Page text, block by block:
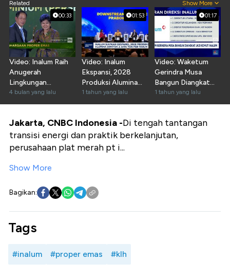
Related Show More
00:33
Video: Inalum Raih
Anugerah
Lingkungan
PROPER EMAS
2025
4 bulan yang lalu
01:53
Video: Inalum
Ekspansi, 2028
Produksi Alumina
Dipatok 2 Juta Ton
1 tahun yang lalu
01:17
Video: Waketum
Gerindra Musa
Bangun Diangkat
Jadi Komut Inalum
1 tahun yang lalu
Jakarta, CNBC Indonesia -Di tengah tantangan
transisi energi dan praktik berkelanjutan,
perusahaan plat merah pt i...
Show More
Bagikan:
Tags
#inalum #proper emas #klh